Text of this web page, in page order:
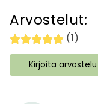
t
ä
v
ä
s
Arvostelut:
(1)
Kirjoita arvostelu